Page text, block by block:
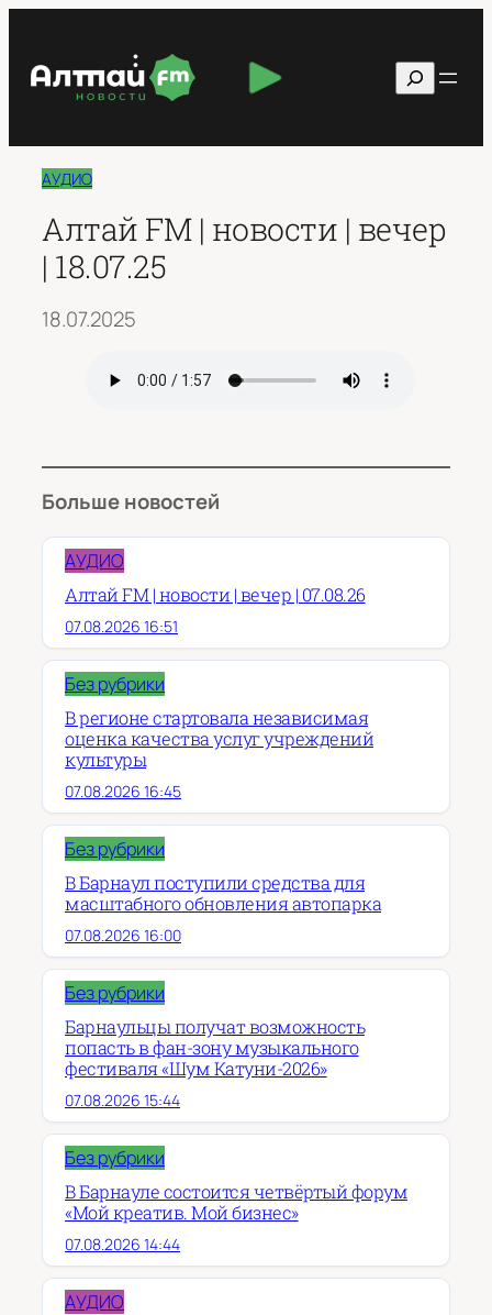
содержимому
Поиск
АУДИО
Алтай FM | новости | вечер
| 18.07.25
18.07.2025
Больше новостей
АУДИО
Алтай FM | новости | вечер | 07.08.26
07.08.2026 16:51
Без рубрики
В регионе стартовала независимая
оценка качества услуг учреждений
культуры
07.08.2026 16:45
Без рубрики
В Барнаул поступили средства для
масштабного обновления автопарка
07.08.2026 16:00
Без рубрики
Барнаульцы получат возможность
попасть в фан-зону музыкального
фестиваля «Шум Катуни-2026»
07.08.2026 15:44
Без рубрики
В Барнауле состоится четвёртый форум
«Мой креатив. Мой бизнес»
07.08.2026 14:44
АУДИО